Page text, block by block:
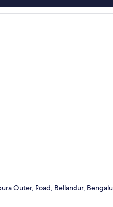
Outer, Road, Bellandur,